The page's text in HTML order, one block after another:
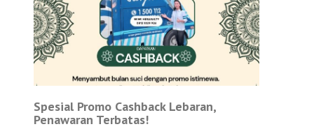
Spesial Promo Cashback Lebaran,
Penawaran Terbatas!